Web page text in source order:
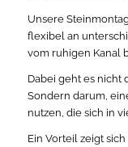
Unsere
flexibel an
vom ruhigen Kanal
Dabei geht es nicht
Sondern darum,
nutzen, die sich in
Ein Vorteil zeigt